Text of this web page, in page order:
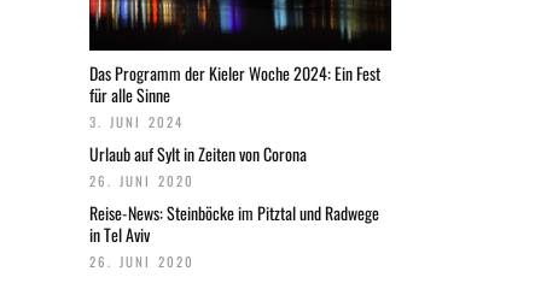
Das Programm der Kieler Woche 2024: Ein Fest
für alle Sinne
3. JUNI 2024
Urlaub auf Sylt in Zeiten von Corona
26. JUNI 2020
Reise-News: Steinböcke im Pitztal und Radwege
in Tel Aviv
26. JUNI 2020